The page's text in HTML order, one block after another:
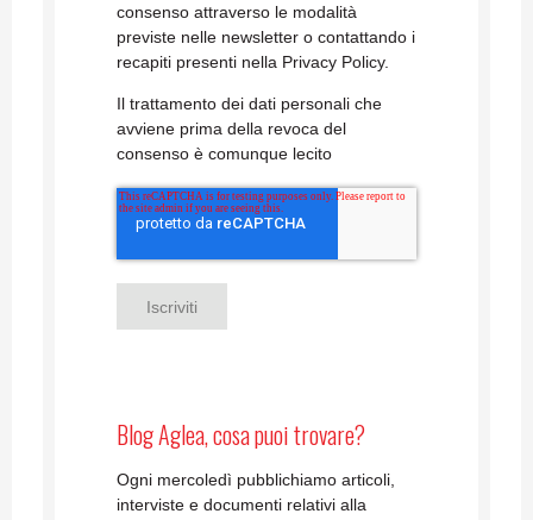
consenso attraverso le modalità
previste nelle newsletter o contattando i
recapiti presenti nella Privacy Policy.
Il trattamento dei dati personali che
avviene prima della revoca del
consenso è comunque lecito
Blog Aglea, cosa puoi trovare?
Ogni mercoledì pubblichiamo articoli,
interviste e documenti relativi alla